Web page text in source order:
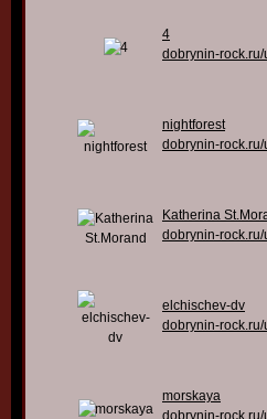
4
dobrynin-
nightforest
dobrynin-
Katherina
dobrynin-
elchischev-dv
dobrynin-
morskaya
dobrynin-